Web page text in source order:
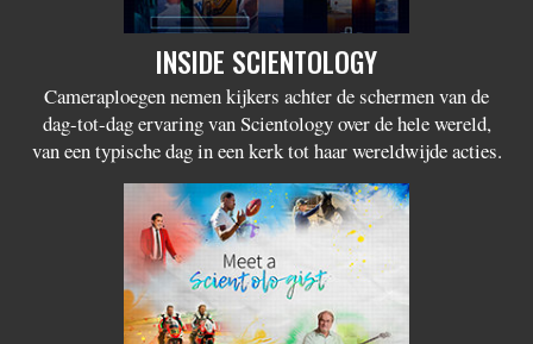
INSIDE SCIENTOLOGY
Cameraploegen nemen kijkers achter de schermen van de
dag-tot-dag ervaring van Scientology over de hele wereld,
van een typische dag in een kerk tot haar wereldwijde acties.